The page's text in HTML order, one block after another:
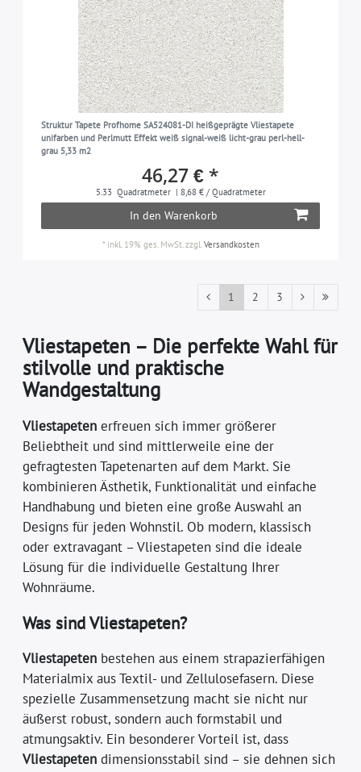
Struktur Tapete Profhome SA524081-DI heißgeprägte Vliestapete
unifarben und Perlmutt Effekt weiß signal-weiß licht-grau perl-hell-
grau 5,33 m2
46,27 € *
5.33 Quadratmeter | 8,68 € / Quadratmeter
In den Warenkorb
* inkl. 19% ges. MwSt. zzgl. Versandkosten
1 2 3
Vliestapeten – Die perfekte Wahl für
stilvolle und praktische
Wandgestaltung
Vliestapeten erfreuen sich immer größerer
Beliebtheit und sind mittlerweile eine der
gefragtesten Tapetenarten auf dem Markt. Sie
kombinieren Ästhetik, Funktionalität und einfache
Handhabung und bieten eine große Auswahl an
Designs für jeden Wohnstil. Ob modern, klassisch
oder extravagant – Vliestapeten sind die ideale
Lösung für die individuelle Gestaltung Ihrer
Wohnräume.
Was sind Vliestapeten?
Vliestapeten bestehen aus einem strapazierfähigen
Materialmix aus Textil- und Zellulosefasern. Diese
spezielle Zusammensetzung macht sie nicht nur
äußerst robust, sondern auch formstabil und
atmungsaktiv. Ein besonderer Vorteil ist, dass
Vliestapeten dimensionsstabil sind – sie dehnen sich